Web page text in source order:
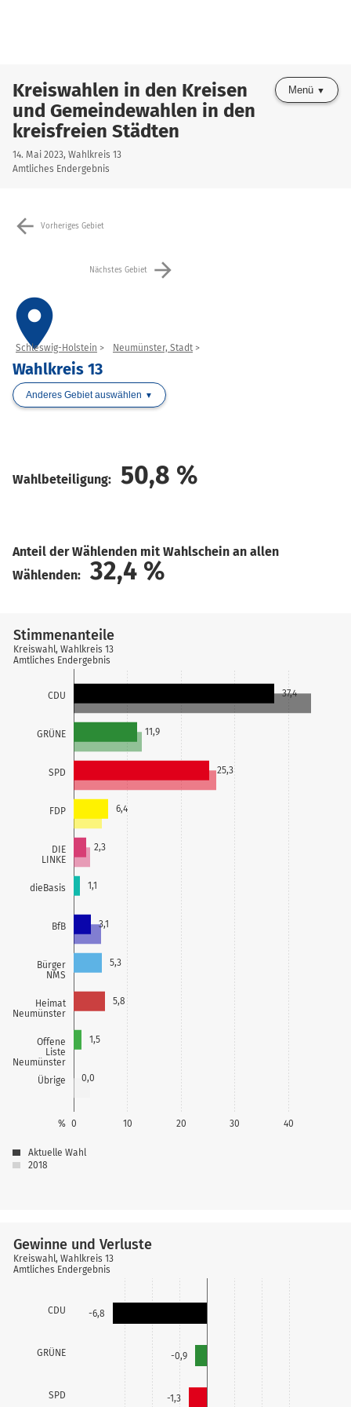
Kreiswahlen in den Kreisen
und Gemeindewahlen in den
kreisfreien Städten
14. Mai 2023, Wahlkreis 13
Amtliches Endergebnis
Menü
arrow_back Vorheriges Gebiet
Nächstes Gebiet arrow_forward
place
Schleswig-Holstein Neumünster, Stadt
Wahlkreis 13
Anderes Gebiet auswählen
Wahlbeteiligung: 50,8 %
Anteil der Wählenden mit Wahlschein an allen
Wählenden:
32,4 %
CDU
GRÜNE
SPD
FDP
DIE
LINKE
dieBasis
BfB
Bürger
NMS
Heimat
Neumünster
Offene
Liste
Neumünster
Übrige
0 10 20 30 40
%
37,4
11,9
25,3
6,4
2,3
1,1
3,1
5,3
5,8
1,5
0,0
Stimmenanteile
Kreiswahl, Wahlkreis 13
Amtliches Endergebnis
Aktuelle Wahl
2018
CDU
GRÜNE
SPD
-6,8
-0,9
-1,3
Gewinne und Verluste
Kreiswahl, Wahlkreis 13
Amtliches Endergebnis